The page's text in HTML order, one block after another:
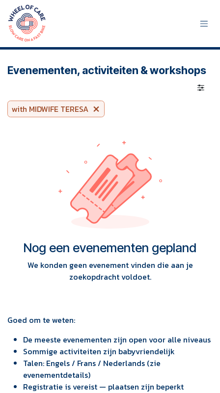
Overslaan naar inhoud
Evenementen, activiteiten & workshops
with MIDWIFE TERESA
Nog een evenementen gepland
We konden geen evenement vinden die aan je
zoekopdracht voldoet.
Goed om te weten:
De meeste evenementen zijn open voor alle niveaus
Sommige activiteiten zijn babyvriendelijk
Talen: Engels / Frans / Nederlands (zie
evenementdetails)
Registratie is vereist — plaatsen zijn beperkt